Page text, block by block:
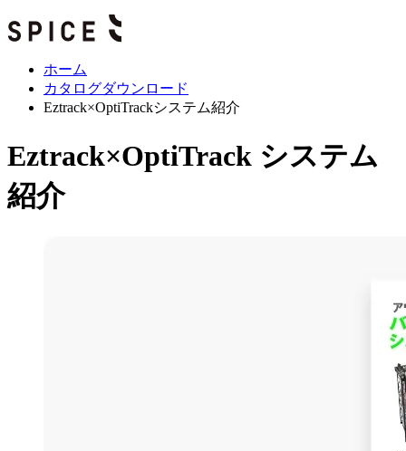
ホーム
カタログダウンロード
Eztrack×OptiTrackシステム紹介
Eztrack×OptiTrack システム
紹介